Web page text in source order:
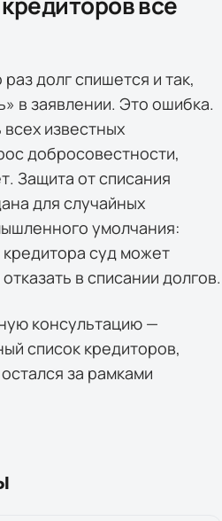
долг спишется и так,
в заявлении. Это ошибка.
известных
добросовестности,
Защита от списания
для случайных
умолчания:
суд может
в списании долгов.
консультацию —
список кредиторов,
за рамками